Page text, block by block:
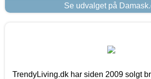
Se udvalget på
TrendyLiving.dk har siden 2009 solgt